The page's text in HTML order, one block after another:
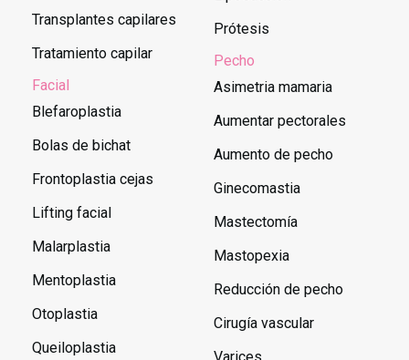
Transplantes capilares
Tratamiento capilar
Facial
Blefaroplastia
Bolas de bichat
Frontoplastia cejas
Lifting facial
Malarplastia
Mentoplastia
Otoplastia
Queiloplastia
Prótesis
Pecho
Asimetria mamaria
Aumentar pectorales
Aumento de pecho
Ginecomastia
Mastectomía
Mastopexia
Reducción de pecho
Cirugía vascular